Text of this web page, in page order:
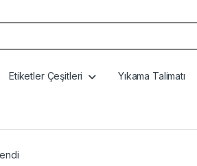
Etiketler Çeşitleri Yıkama Talimatı